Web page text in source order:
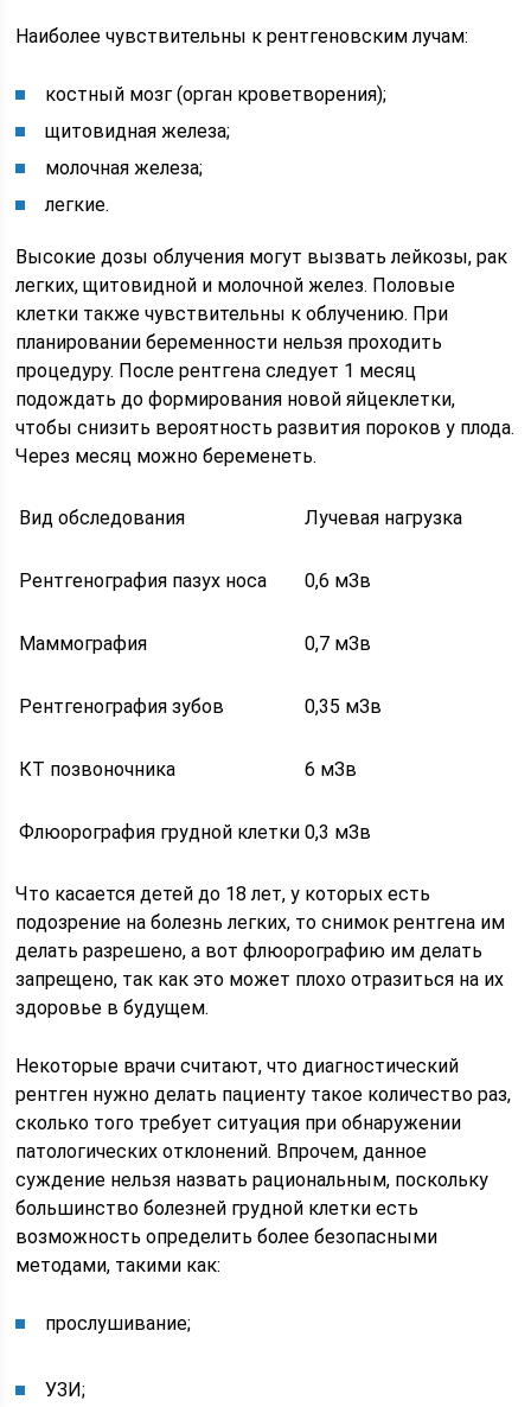
Наиболее чувствительны к рентгеновским лучам:
костный мозг (орган кроветворения);
щитовидная железа;
молочная железа;
легкие.
Высокие дозы облучения могут вызвать лейкозы, рак
легких, щитовидной и молочной желез. Половые
клетки также чувствительны к облучению. При
планировании беременности нельзя проходить
процедуру. После рентгена следует 1 месяц
подождать до формирования новой яйцеклетки,
чтобы снизить вероятность развития пороков у плода.
Через месяц можно беременеть.
Вид обследования Лучевая нагрузка
Рентгенография пазух носа 0,6 мЗв
Маммография 0,7 мЗв
Рентгенография зубов 0,35 мЗв
КТ позвоночника 6 мЗв
Флюорография грудной клетки 0,3 мЗв
Что касается детей до 18 лет, у которых есть
подозрение на болезнь легких, то снимок рентгена им
делать разрешено, а вот флюорографию им делать
запрещено, так как это может плохо отразиться на их
здоровье в будущем.
Некоторые врачи считают, что диагностический
рентген нужно делать пациенту такое количество раз,
сколько того требует ситуация при обнаружении
патологических отклонений. Впрочем, данное
суждение нельзя назвать рациональным, поскольку
большинство болезней грудной клетки есть
возможность определить более безопасными
методами, такими как:
прослушивание;
УЗИ;